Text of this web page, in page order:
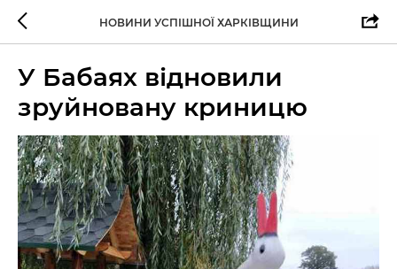
НОВИНИ УСПІШНОЇ ХАРКІВЩИНИ
У Бабаях відновили
зруйновану криницю